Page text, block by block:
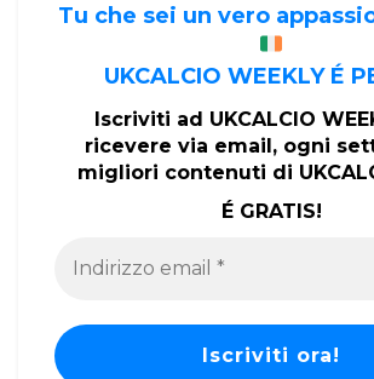
Tu che sei un vero
UKCALCIO WEEKLY É
Iscriviti ad UKCALCIO
ricevere via email, ogni
migliori contenuti di
É GRATIS!